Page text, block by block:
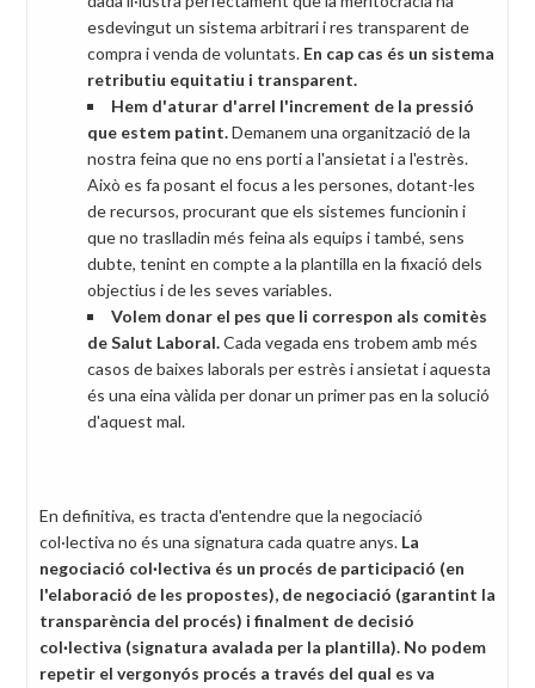
esdevingut un sistema arbitrari i res transparent de
compra i venda de voluntats. En cap cas és un sistema
retributiu equitatiu i transparent.
Hem d'aturar d'arrel l'increment de la pressió
que estem patint.Demanem una organització de la
nostra feina que no ens porti a l'ansietat i a l'estrès.
Això es fa posant el focus a les persones, dotant-les
de recursos, procurant que els sistemes funcionin i
que no traslladin més feina als equips i també, sens
dubte, tenint en compte a la plantilla en la fixació dels
objectius i de les seves variables.
Volem donar el pes que li correspon als comitès
de Salut Laboral.Cada vegada ens trobem amb més
casos de baixes laborals per estrès i ansietat i aquesta
és una eina vàlida per donar un primer pas en la solució
d'aquest mal.
En definitiva, es tracta d'entendre que la negociació
col·lectiva no és una signatura cada quatre anys. La
negociació col·lectiva és un procés de participació (en
l'elaboració de les propostes), de negociació (garantint la
transparència del procés) i finalment de decisió
col·lectiva (signatura avalada per la plantilla). No podem
repetir el vergonyós procés a través del qual es va